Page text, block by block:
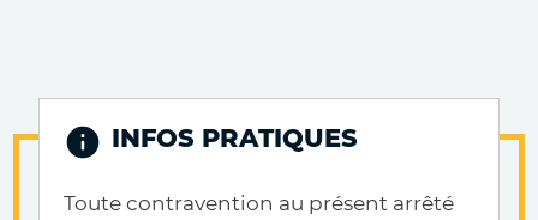
INFOS PRATIQUES
Toute contravention au présent arrêté